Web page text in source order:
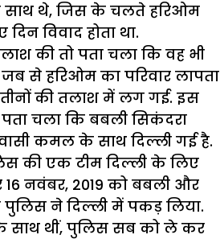
साथ थे, जिस के चलते हरिओम
विवाद होता था.
की तो पता चला कि वह भी
से हरिओम का परिवार लापता
की तलाश में लग गई. इस
चला कि बबली सिकंदरा
कमल के साथ दिल्ली गई है.
की एक टीम दिल्ली के लिए
16 नवंबर, 2019 को बबली और
ने दिल्ली में पकड़ लिया.
के साथ थीं, पुलिस सब को ले कर